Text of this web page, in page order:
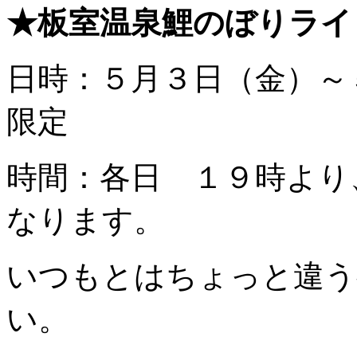
★板室温泉鯉のぼりラ
日時：５月３日（金）
限定
時間：各日 １９時より
なります。
いつもとはちょっと違
い。